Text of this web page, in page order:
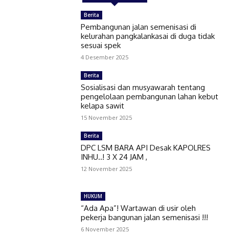
Berita
Pembangunan jalan semenisasi di
kelurahan pangkalankasai di duga tidak
sesuai spek
4 Desember 2025
Berita
Sosialisasi dan musyawarah tentang
pengelolaan pembangunan lahan kebut
kelapa sawit
15 November 2025
Berita
DPC LSM BARA API Desak KAPOLRES
INHU..! 3 X 24 JAM ,
12 November 2025
HUKUM
“Ada Apa”! Wartawan di usir oleh
pekerja bangunan jalan semenisasi !!!
6 November 2025